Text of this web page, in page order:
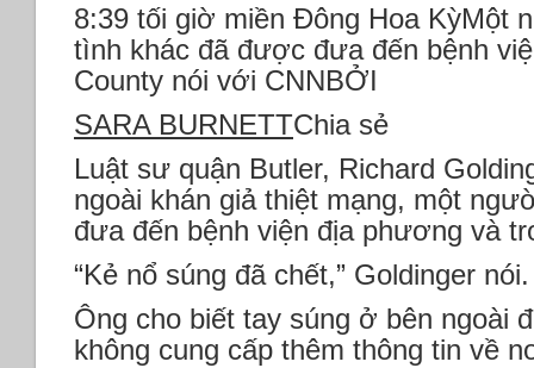
8:39 tối giờ miền Đông Hoa KỳMột
tình khác đã được đưa đến bệnh
County nói với CNNBỞI
SARA BURNETTChia sẻ
Luật sư quận Butler, Richard
ngoài khán giả thiệt mạng, một
đưa đến bệnh viện địa phương và
“Kẻ nổ súng đã chết,” Goldinger nói.
Ông cho biết tay súng ở bên ngoài
không cung cấp thêm thông tin về